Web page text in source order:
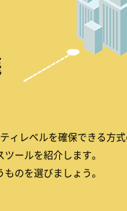
ィレベルを確保できる方
ールを紹介します。
のを選びましょう。